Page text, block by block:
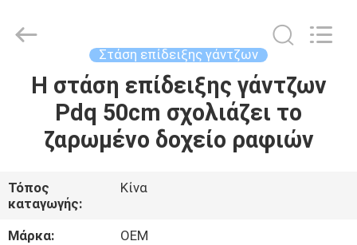
ΣΠΊΤΙ
ΠΡΟΪΌΝΤΑ
ΠΕΡΊΠΟΥ
ΕΜΕΊΣ
CO.,LTD.
Στάση επίδειξης γάντζων
Η στάση επίδειξης γάντζων
Pdq 50cm σχολιάζει το
ζαρωμένο δοχείο ραφιών
Τόπος
καταγωγής:
Κίνα
Μάρκα:
OEM